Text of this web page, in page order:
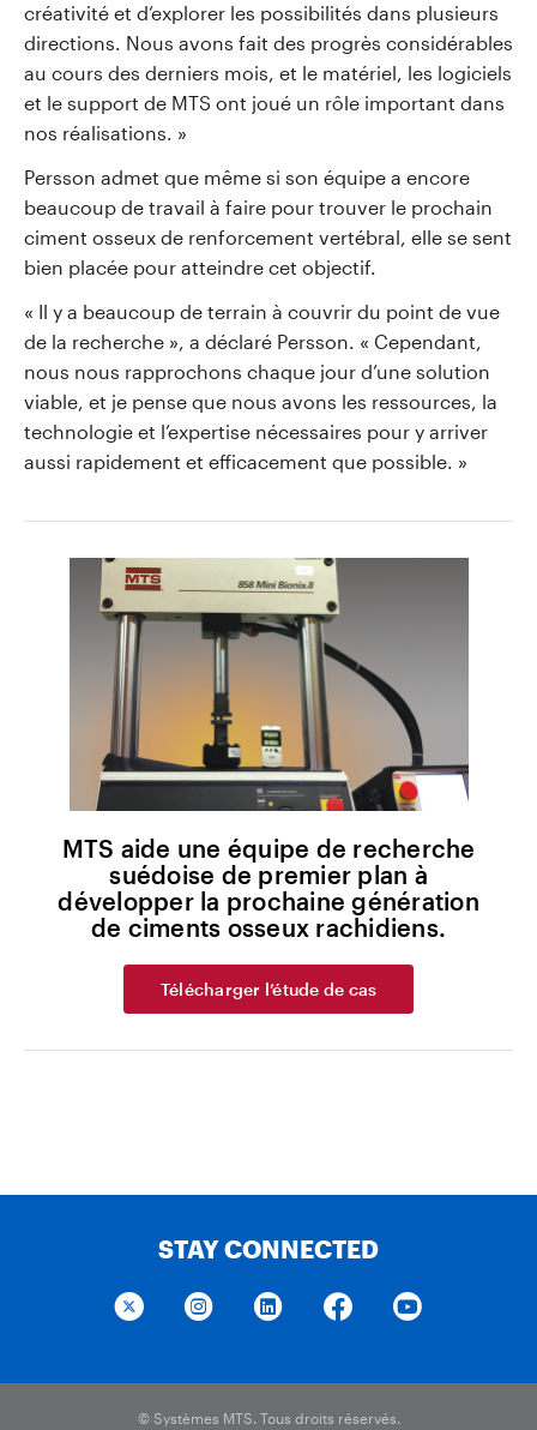
créativité et d’explorer les possibilités dans plusieurs
directions. Nous avons fait des progrès considérables
au cours des derniers mois, et le matériel, les logiciels
et le support de MTS ont joué un rôle important dans
nos réalisations. »
Persson admet que même si son équipe a encore
beaucoup de travail à faire pour trouver le prochain
ciment osseux de renforcement vertébral, elle se sent
bien placée pour atteindre cet objectif.
« Il y a beaucoup de terrain à couvrir du point de vue
de la recherche », a déclaré Persson. « Cependant,
nous nous rapprochons chaque jour d’une solution
viable, et je pense que nous avons les ressources, la
technologie et l’expertise nécessaires pour y arriver
aussi rapidement et efficacement que possible. »
MTS aide une équipe de recherche
suédoise de premier plan à
développer la prochaine génération
de ciments osseux rachidiens.
Télécharger l’étude de cas
STAY CONNECTED
© Systèmes MTS. Tous droits réservés.